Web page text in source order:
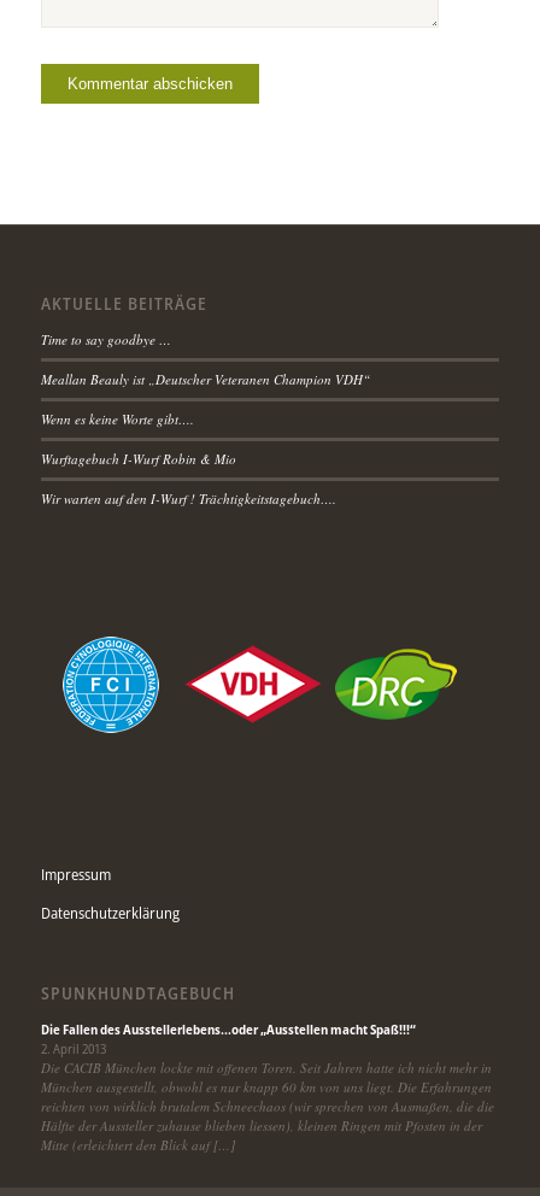
AKTUELLE BEITRÄGE
Time to say goodbye …
Meallan Beauly ist „Deutscher Veteranen Champion VDH“
Wenn es keine Worte gibt….
Wurftagebuch I-Wurf Robin & Mio
Wir warten auf den I-Wurf ! Trächtigkeitstagebuch….
Impressum
Datenschutzerklärung
SPUNKHUNDTAGEBUCH
Die Fallen des Ausstellerlebens…oder „Ausstellen macht Spaß!!!“
2. April 2013
Die CACIB München lockte mit offenen Toren. Seit Jahren hatte ich nicht mehr in
München ausgestellt, obwohl es nur knapp 60 km von uns liegt. Die Erfahrungen
reichten von wirklich brutalem Schneechaos (wir sprechen von Ausmaßen, die die
Hälfte der Aussteller zuhause blieben liessen), kleinen Ringen mit Pfosten in der
Mitte (erleichtert den Blick auf […]